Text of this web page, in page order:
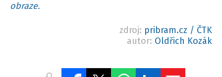
obraze.
zdroj: pribram.cz / ČTK
autor: Oldřich Kozák